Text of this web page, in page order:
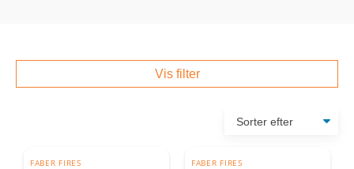
Vis filter
FABER FIRES FABER FIRES